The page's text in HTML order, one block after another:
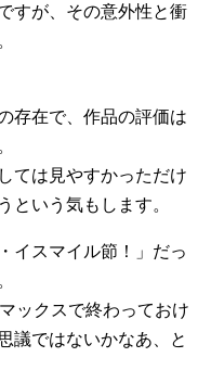
すが、その意外性と衝
存在で、作品の評価は
ては見やすかっただけ
という気もします。
イスマイル節！」だっ
ックスで終わっておけ
議ではないかなあ、と